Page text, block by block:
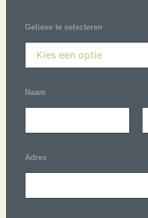
Gelieve te selecteren *
Naam *
Adres *